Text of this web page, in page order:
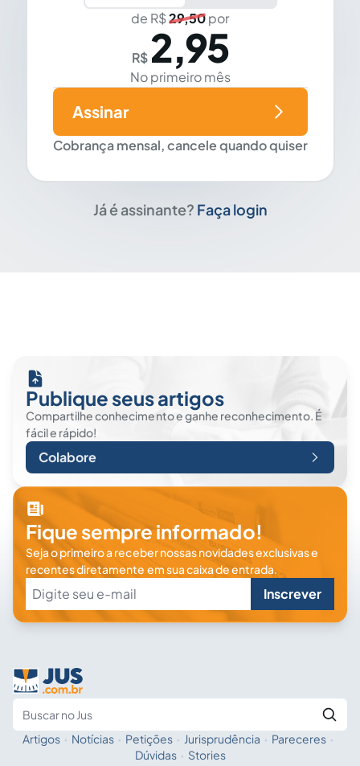
de R$29,50por
R$ 2,95
No primeiro mês
Cobrança mensal, cancele quando quiser
Assinar
Já é assinante? Faça login
Publique seus artigos
Compartilhe conhecimento e ganhe reconhecimento. É
fácil e rápido!
Colabore
Fique sempre informado!
Seja o primeiro a receber nossas novidades exclusivas e
recentes diretamente em sua caixa de entrada.
Inscrever
Fale com a IA
Artigos · Notícias · Petições · Jurisprudência · Pareceres ·
Dúvidas · Stories